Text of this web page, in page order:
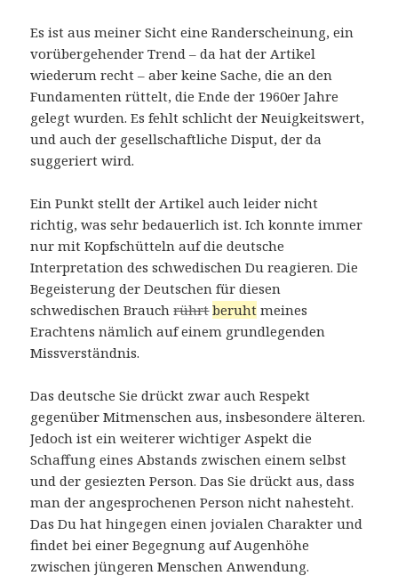
Es ist aus meiner Sicht eine Randerscheinung, ein
vorübergehender Trend – da hat der Artikel
wiederum recht – aber keine Sache, die an den
Fundamenten rüttelt, die Ende der 1960er Jahre
gelegt wurden. Es fehlt schlicht der Neuigkeitswert,
und auch der gesellschaftliche Disput, der da
suggeriert wird.
Ein Punkt stellt der Artikel auch leider nicht
richtig, was sehr bedauerlich ist. Ich konnte immer
nur mit Kopfschütteln auf die deutsche
Interpretation des schwedischen Du reagieren. Die
Begeisterung der Deutschen für diesen
schwedischen Brauchrührt beruht meines
Erachtens nämlich auf einem grundlegenden
Missverständnis.
Das deutsche Sie drückt zwar auch Respekt
gegenüber Mitmenschen aus, insbesondere älteren.
Jedoch ist ein weiterer wichtiger Aspekt die
Schaffung eines Abstands zwischen einem selbst
und der gesiezten Person. Das Sie drückt aus, dass
man der angesprochenen Person nicht nahesteht.
Das Du hat hingegen einen jovialen Charakter und
findet bei einer Begegnung auf Augenhöhe
zwischen jüngeren Menschen Anwendung.